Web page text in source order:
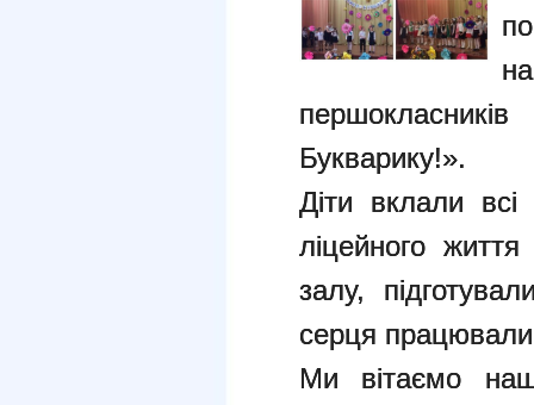
Букварику!».
Діти вклали
ліцейного
залу,
серця працювали
Ми вітаємо